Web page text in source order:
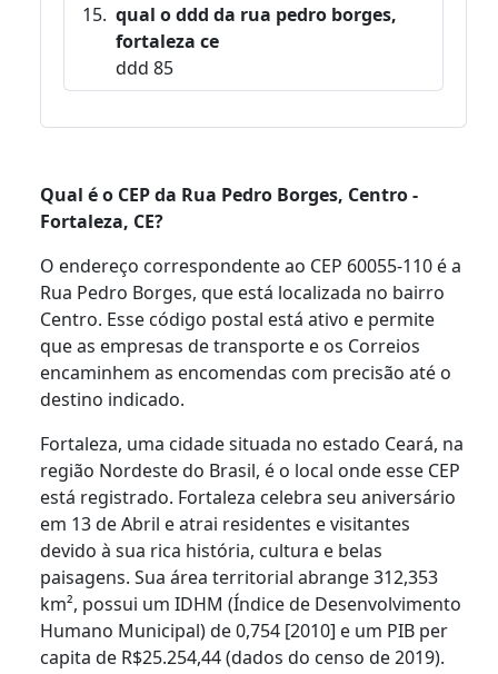
qual o ddd da rua pedro borges,
fortaleza ce
ddd 85
Qual é o CEP da Rua Pedro Borges, Centro -
Fortaleza, CE?
O endereço correspondente ao CEP 60055-110 é a
Rua Pedro Borges, que está localizada no bairro
Centro. Esse código postal está ativo e permite
que as empresas de transporte e os Correios
encaminhem as encomendas com precisão até o
destino indicado.
Fortaleza, uma cidade situada no estado Ceará, na
região Nordeste do Brasil, é o local onde esse CEP
está registrado. Fortaleza celebra seu aniversário
em 13 de Abril e atrai residentes e visitantes
devido à sua rica história, cultura e belas
paisagens. Sua área territorial abrange 312,353
km², possui um IDHM (Índice de Desenvolvimento
Humano Municipal) de 0,754 [2010] e um PIB per
capita de R$25.254,44 (dados do censo de 2019).